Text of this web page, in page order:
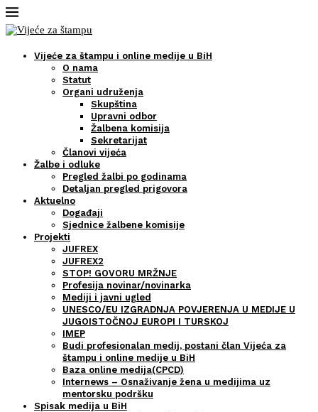
Vijeće za štampu i online medije u BiH
O nama
Statut
Organi udruženja
Skupština
Upravni odbor
Žalbena komisija
Sekretarijat
Članovi vijeća
Žalbe i odluke
Pregled žalbi po godinama
Detaljan pregled prigovora
Aktuelno
Događaji
Sjednice žalbene komisije
Projekti
JUFREX
JUFREX2
STOP! GOVORU MRŽNJE
Profesija novinar/novinarka
Mediji i javni ugled
UNESCO/EU IZGRADNJA POVJERENJA U MEDIJE U
JUGOISTOČNOJ EUROPI I TURSKOJ
IMEP
Budi profesionalan medij, postani član Vijeća za
štampu i online medije u BiH
Baza online medija(CPCD)
Internews – Osnaživanje žena u medijima uz
mentorsku podršku
Spisak medija u BiH